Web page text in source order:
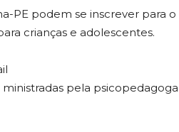
PE podem se inscrever para o
crianças e adolescentes.
pela psicopedagoga